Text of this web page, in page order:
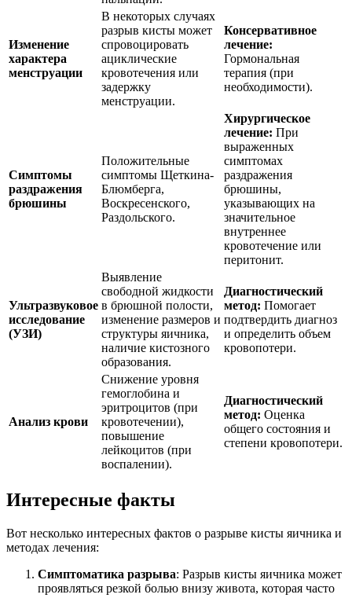
Изменение
характера
менструации
В некоторых случаях
разрыв кисты может
спровоцировать
ациклические
кровотечения или
задержку
менструации.
Консервативное
лечение:
Гормональная
терапия (при
необходимости).
Симптомы
раздражения
брюшины
Положительные
симптомы Щеткина-
Блюмберга,
Воскресенского,
Раздольского.
Хирургическое
лечение: При
выраженных
симптомах
раздражения
брюшины,
указывающих на
значительное
внутреннее
кровотечение или
перитонит.
Ультразвуковое
исследование
(УЗИ)
Выявление
свободной жидкости
в брюшной полости,
изменение размеров и
структуры яичника,
наличие кистозного
образования.
Диагностический
метод: Помогает
подтвердить диагноз
и определить объем
кровопотери.
Анализ крови
Снижение уровня
гемоглобина и
эритроцитов (при
кровотечении),
повышение
лейкоцитов (при
воспалении).
Диагностический
метод: Оценка
общего состояния и
степени кровопотери.
Интересные факты
Вот несколько интересных фактов о разрыве кисты яичника и
методах лечения:
Симптоматика разрыва: Разрыв кисты яичника может
проявляться резкой болью внизу живота, которая часто